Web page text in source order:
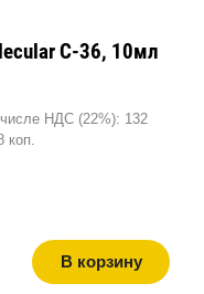
C-36, 10мл
НДС (22%): 132
коп.
В корзину